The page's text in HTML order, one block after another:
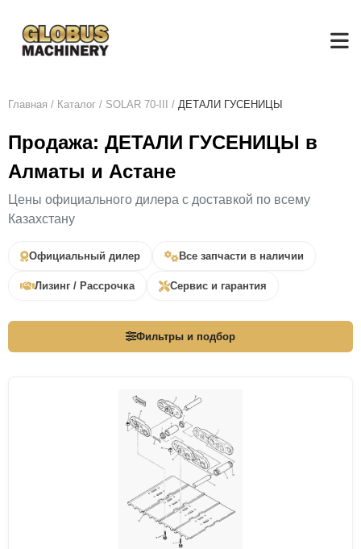
Главная / Каталог / SOLAR 70-III / ДЕТАЛИ ГУСЕНИЦЫ
Продажа: ДЕТАЛИ ГУСЕНИЦЫ в
Алматы и Астане
Цены официального дилера с доставкой по всему
Казахстану
Официальный дилер Все запчасти в наличии
Лизинг / Рассрочка Сервис и гарантия
Фильтры и подбор